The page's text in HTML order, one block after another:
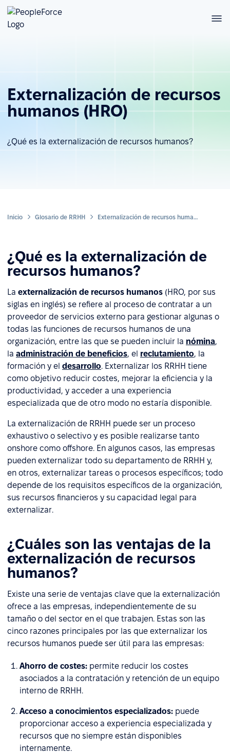
Externalización de recursos
humanos (HRO)
¿Qué es la externalización de recursos humanos?
Inicio Glosario de RRHH Externalización de recursos humanos (HRO)
¿Qué es la externalización de
recursos humanos?
La externalización de recursos humanos (HRO, por sus
siglas en inglés) se refiere al proceso de contratar a un
proveedor de servicios externo para gestionar algunas o
todas las funciones de recursos humanos de una
organización, entre las que se pueden incluir la nómina,
la administración de beneficios, el reclutamiento, la
formación y el desarrollo. Externalizar los RRHH tiene
como objetivo reducir costes, mejorar la eficiencia y la
productividad, y acceder a una experiencia
especializada que de otro modo no estaría disponible.
La externalización de RRHH puede ser un proceso
exhaustivo o selectivo y es posible realizarse tanto
onshore como offshore. En algunos casos, las empresas
pueden externalizar todo su departamento de RRHH y,
en otros, externalizar tareas o procesos específicos; todo
depende de los requisitos específicos de la organización,
sus recursos financieros y su capacidad legal para
externalizar.
¿Cuáles son las ventajas de la
externalización de recursos
humanos?
Existe una serie de ventajas clave que la externalización
ofrece a las empresas, independientemente de su
tamaño o del sector en el que trabajen. Estas son las
cinco razones principales por las que externalizar los
recursos humanos puede ser útil para las empresas:
Ahorro de costes: permite reducir los costes
asociados a la contratación y retención de un equipo
interno de RRHH.
Acceso a conocimientos especializados: puede
proporcionar acceso a experiencia especializada y
recursos que no siempre están disponibles
internamente.